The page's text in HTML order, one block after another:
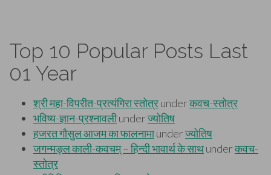
Top 10 Popular Posts Last
01 Year